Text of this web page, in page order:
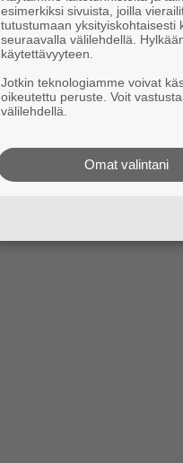
esimerkiksi sivuista, joilla
tutustumaan yksityiskohtaisesti
seuraavalla välilehdellä.
käytettävyyteen.
Jotkin teknologiamme voivat
oikeutettu peruste. Voit
välilehdellä.
Omat valintani